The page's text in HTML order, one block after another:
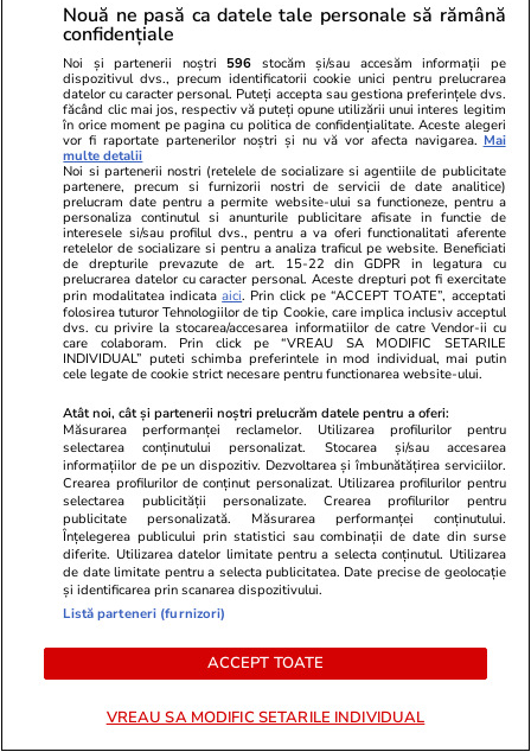
POLITIC
Politică 12:05
Mutarea prin care AUR, S.O.S. și
POT au făcut front comun în
opoziție împotriva legii care
permite Armatei să doboare
dronele neautorizate. CCR a
tranșat definitiv disputa
Politică 11:23
Grădinaru la întâlnirea cu
președinta Indiei, Droupadi
Murmu, la Palatul Cotroceni.
Motivul pentru care a ales o
rochie galbenă
PARTENERI
Nouă ne pasă ca datele tale personale să rămână
confidențiale
Noi și partenerii noștri 596 stocăm și/sau accesăm informații pe
dispozitivul dvs., precum identificatorii cookie unici pentru prelucrarea
datelor cu caracter personal. Puteți accepta sau gestiona preferințele dvs.
făcând clic mai jos, respectiv vă puteți opune utilizării unui interes legitim
în orice moment pe pagina cu politica de confidențialitate. Aceste alegeri
vor fi raportate partenerilor noștri și nu vă vor afecta navigarea. Mai
multe detalii
Noi si partenerii nostri (retelele de socializare si agentiile de publicitate
partenere, precum si furnizorii nostri de servicii de date analitice)
prelucram date pentru a permite website-ului sa functioneze, pentru a
personaliza continutul si anunturile publicitare afisate in functie de
interesele si/sau profilul dvs., pentru a va oferi functionalitati aferente
retelelor de socializare si pentru a analiza traficul pe website. Beneficiati
de drepturile prevazute de art. 15-22 din GDPR in legatura cu
prelucrarea datelor cu caracter personal. Aceste drepturi pot fi exercitate
prin modalitatea indicataaici. Prin click pe “ACCEPT TOATE”, acceptati
folosirea tuturor Tehnologiilor de tip Cookie, care implica inclusiv acceptul
dvs. cu privire la stocarea/accesarea informatiilor de catre Vendor-ii cu
care colaboram. Prin click pe “VREAU SA MODIFIC SETARILE
INDIVIDUAL” puteti schimba preferintele in mod individual, mai putin
cele legate de cookie strict necesare pentru functionarea website-ului.
Atât noi, cât și partenerii noștri prelucrăm datele pentru a oferi:
Măsurarea performanței reclamelor. Utilizarea profilurilor pentru
selectarea conținutului personalizat. Stocarea și/sau accesarea
informațiilor de pe un dispozitiv. Dezvoltarea și îmbunătățirea serviciilor.
Crearea profilurilor de conținut personalizat. Utilizarea profilurilor pentru
selectarea publicității personalizate. Crearea profilurilor pentru
publicitate personalizată. Măsurarea performanței conținutului.
Înțelegerea publicului prin statistici sau combinații de date din surse
diferite. Utilizarea datelor limitate pentru a selecta conținutul. Utilizarea
de date limitate pentru a selecta publicitatea. Date precise de geolocație
și identificarea prin scanarea dispozitivului.
Listă parteneri (furnizori)
ACCEPT TOATE
VREAU SA MODIFIC SETARILE INDIVIDUAL